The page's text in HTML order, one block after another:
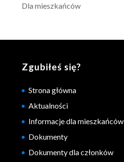
Dla mieszkańców
Zgubiłeś się?
Strona główna
Aktualności
Informacje dla mieszkańców
Dokumenty
Dokumenty dla członków